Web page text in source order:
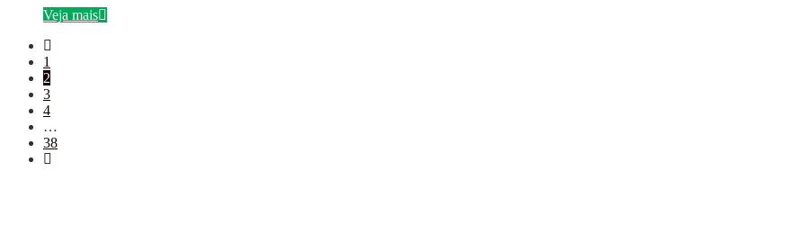
Veja mais
1
2
3
4
…
38